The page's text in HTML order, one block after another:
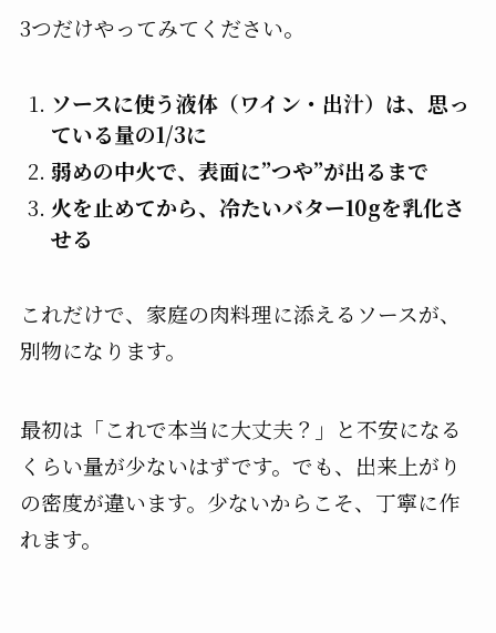
3つだけやってみてください。
ソースに使う液体（ワイン・出汁）は、思っ
ている量の1/3に
弱めの中火で、表面に”つや”が出るまで
火を止めてから、冷たいバター10gを乳化さ
せる
これだけで、家庭の肉料理に添えるソースが、
別物になります。
最初は「これで本当に大丈夫？」と不安になる
くらい量が少ないはずです。でも、出来上がり
の密度が違います。少ないからこそ、丁寧に作
れます。